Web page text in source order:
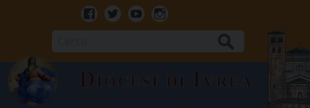
Facebook
TwitterYoutubeInstagram
Diocesi di Ivrea